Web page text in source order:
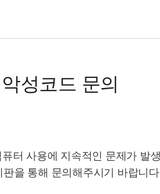
악성코드 문의
터 사용에 지속적인 문제가 발
판을 통해 문의해주시기 바랍니